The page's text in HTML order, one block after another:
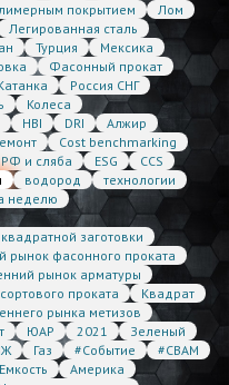
покрытием
Лом
Легированная сталь
Турция
Мексика
Фасонный прокат
Россия СНГ
Колеса
HBI DRI
Алжир
Cost benchmarking
и сляба ESG
CCS
водород
технологии
неделю
заготовки
рынок фасонного проката
рынок арматуры
проката
Квадрат
рынка метизов
ЮАР 2021
Зеленый
Газ #Событие
#CBAM
Емкость
Америка